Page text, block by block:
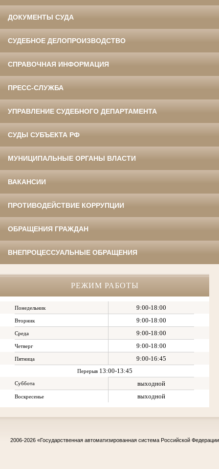
ДОКУМЕНТЫ СУДА
СУДЕБНОЕ ДЕЛОПРОИЗВОДСТВО
СПРАВОЧНАЯ ИНФОРМАЦИЯ
ПРЕСС-СЛУЖБА
УПРАВЛЕНИЕ СУДЕБНОГО ДЕПАРТАМЕНТА
СУДЫ СУБЪЕКТА РФ
МУНИЦИПАЛЬНЫЕ ОРГАНЫ ВЛАСТИ
ВАКАНСИИ
ПРОТИВОДЕЙСТВИЕ КОРРУПЦИИ
ОБРАЩЕНИЯ ГРАЖДАН
ВНЕПРОЦЕССУАЛЬНЫЕ ОБРАЩЕНИЯ
РЕЖИМ РАБОТЫ
Понедельник 9:00-18:00
Вторник 9:00-18:00
Среда 9:00-18:00
Четверг 9:00-18:00
Пятница 9:00-16:45
Перерыв 13:00-13:45
Суббота выходной
Воскресенье выходной
2006-2026 «Государственная автоматизированная система Российской